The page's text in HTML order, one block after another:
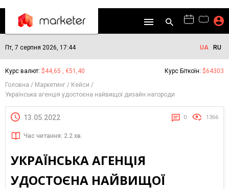
Пт, 7 серпня 2026, 17:44 UA RU
Курс валют: $44,65 , €51,40 Курс Біткоїн: $64303
Головна
Маркетинг
Кейси
Українська агенція удостоєна найвищої дизайн нагороди
13.05.2022 0 1366
Час читання: 2.2 хв.
УКРАЇНСЬКА АГЕНЦІЯ
УДОСТОЄНА НАЙВИЩОЇ